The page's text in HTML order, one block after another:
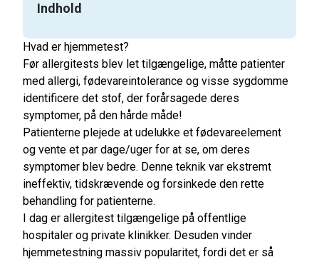
Hvad er hjemmetest?
Før allergitests blev let tilgængelige, måtte patienter
med allergi, fødevareintolerance og visse sygdomme
identificere det stof, der forårsagede deres
symptomer, på den hårde måde!
Patienterne plejede at udelukke et fødevareelement
og vente et par dage/uger for at se, om deres
symptomer blev bedre. Denne teknik var ekstremt
ineffektiv, tidskrævende og forsinkede den rette
behandling for patienterne.
I dag er allergitest tilgængelige på offentlige
hospitaler og private klinikker. Desuden vinder
hjemmetestning massiv popularitet, fordi det er så
Indhold